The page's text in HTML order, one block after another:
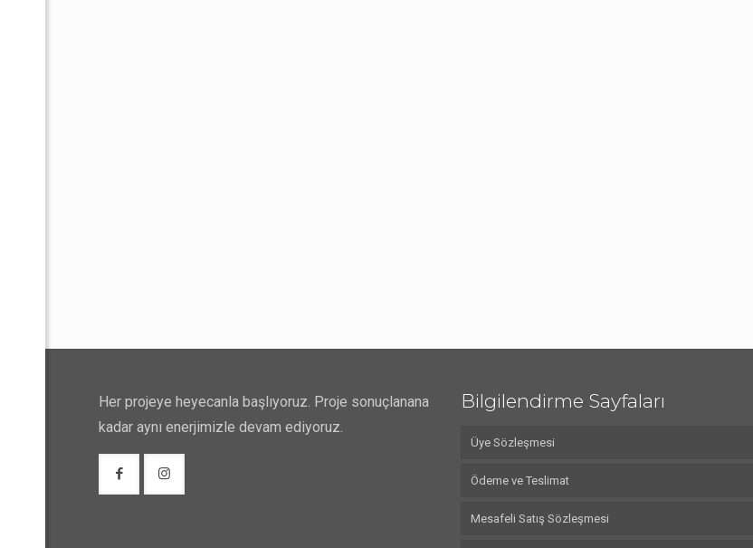
Her projeye heyecanla başlıyoruz. Proje sonuçlanana
kadar aynı enerjimizle devam ediyoruz.
Bilgilendirme Sayfaları
Üye Sözleşmesi
Ödeme ve Teslimat
Mesafeli Satış Sözleşmesi